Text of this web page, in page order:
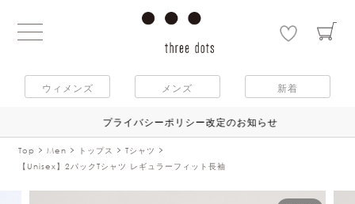
ウィメンズ メンズ 新着
プライバシーポリシー改定のお知らせ
Top Men トップス
Tシャツ
【unisex】2パックTシャツ レギュラーフィット長袖